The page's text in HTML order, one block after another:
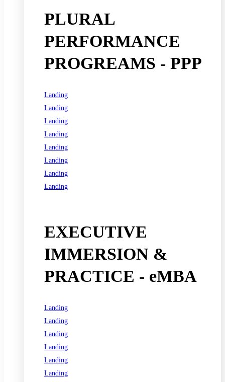
PLURAL
PERFORMANCE
PROGREAMS - PPP
Landing
Landing
Landing
Landing
Landing
Landing
Landing
Landing
EXECUTIVE
IMMERSION &
PRACTICE - eMBA
Landing
Landing
Landing
Landing
Landing
Landing